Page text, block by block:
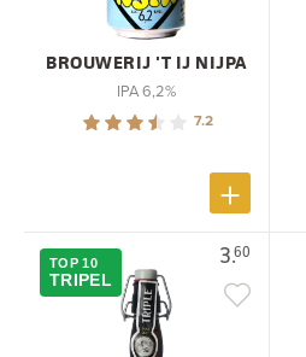
BROUWERIJ 'T IJ NIJPA
IPA 6,2%
7.2
3.60
TOP 10
TRIPEL